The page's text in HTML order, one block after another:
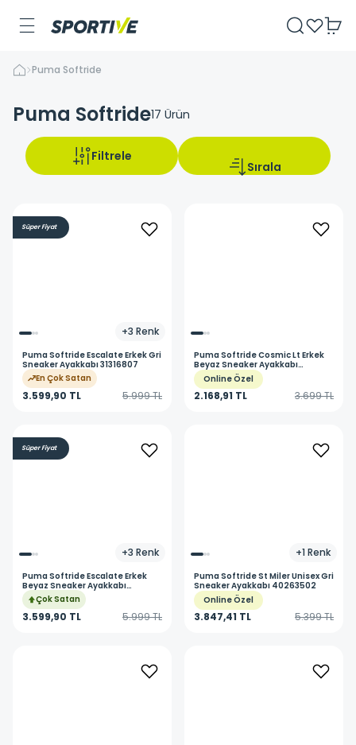
Puma Softride
Puma Softride17 Ürün
Filtrele
Sırala
Süper Fiyat
+3 Renk
PumaSoftride Escalate Erkek Gri
Sneaker Ayakkabı 31316807
En Çok Satan
3.599,90 TL 5.999 TL
PumaSoftride Cosmic Lt Erkek
Beyaz Sneaker Ayakkabı
40023502
Online Özel
2.168,91 TL 3.699 TL
Süper Fiyat
+3 Renk
PumaSoftride Escalate Erkek
Beyaz Sneaker Ayakkabı
31316805
Çok Satan
3.599,90 TL 5.999 TL
+1 Renk
PumaSoftride St Miler Unisex Gri
Sneaker Ayakkabı 40263502
Online Özel
3.847,41 TL 5.399 TL